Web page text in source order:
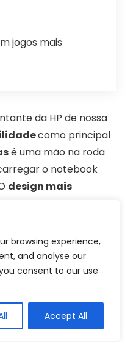
browsing experience,
and analyse our
consent to our use
Accept All
jogos mais
da HP de nossa
como principal
é uma mão na roda
o notebook
design mais
ficam só na
com 16
de bandeja a
alto de vídeos
Além
é outro ponto